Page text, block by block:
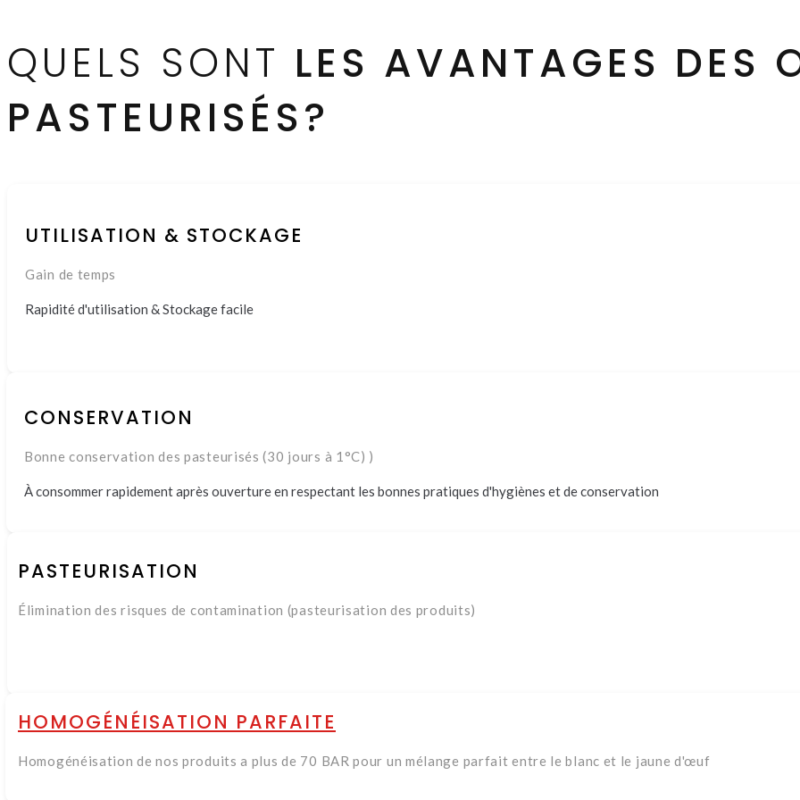
QUELS SONT LES AVANTAGES DES
PASTEURISÉS?
UTILISATION & STOCKAGE
Gain de temps
Rapidité d'utilisation & Stockage facile
CONSERVATION
Bonne conservation des pasteurisés (30 jours à 1°C) )
À consommer rapidement après ouverture en respectant les bonnes pratiques d'hygiènes et de conservation
PASTEURISATION
Élimination des risques de contamination (pasteurisation des produits)
HOMOGÉNÉISATION PARFAITE
Homogénéisation de nos produits a plus de 70 BAR pour un mélange parfait entre le blanc et le jaune d'œuf